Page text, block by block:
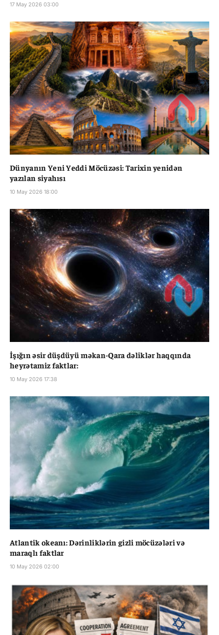
17 May 2026 03:00
Dünyanın Yeni Yeddi Möcüzəsi: Tarixin yenidən
yazılan siyahısı
10 May 2026 18:00
İşığın əsir düşdüyü məkan-Qara dəliklər haqqında
heyrətamiz faktlar:
10 May 2026 17:38
Atlantik okeanı: Dərinliklərin gizli möcüzələri və
maraqlı faktlar
10 May 2026 02:00